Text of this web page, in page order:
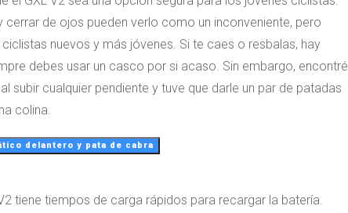
cerrar de ojos pueden verlo como un inconveniente, pero
nuevos y más jóvenes. Si te caes o resbalas, hay
debes usar un casco por si acaso. Sin embargo, encontré
subir cualquier pendiente y tuve que darle un par de patadas
colina.
delantero y pata de cabra
tiene tiempos de carga rápidos para recargar la batería.